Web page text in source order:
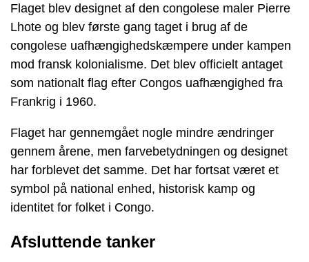
Flaget blev designet af den congolese maler Pierre
Lhote og blev første gang taget i brug af de
congolese uafhængighedskæmpere under kampen
mod fransk kolonialisme. Det blev officielt antaget
som nationalt flag efter Congos uafhængighed fra
Frankrig i 1960.
Flaget har gennemgået nogle mindre ændringer
gennem årene, men farvebetydningen og designet
har forblevet det samme. Det har fortsat været et
symbol på national enhed, historisk kamp og
identitet for folket i Congo.
Afsluttende tanker